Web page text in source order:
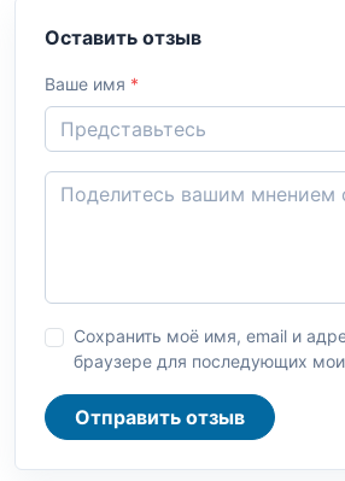
Оставить отзыв
Ваше имя *
Сохранить моё имя, email и
браузере для последующих
Отправить отзыв